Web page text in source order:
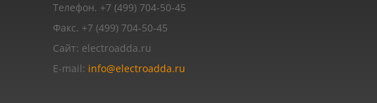
Телефон. +7 (499) 704-50-45
Факс. +7 (499) 704-50-45
Сайт: electroadda.ru
E-mail: info@electroadda.ru